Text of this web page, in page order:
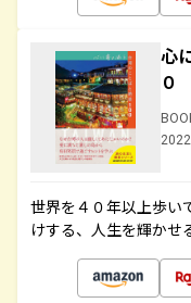
心
０
世界を４０年以上歩い
けする、人生を輝かせ